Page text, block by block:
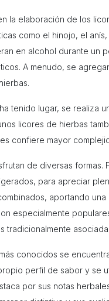
la elaboración de los
como el hinojo, el
en alcohol durante un
A menudo, se
tenido lugar, se realiza
licores de hierbas
confiere mayor
de diversas formas.
para apreciar
aportando
especialmente
tradicionalmente
conocidos se
perfil de sabor y se
por sus notas